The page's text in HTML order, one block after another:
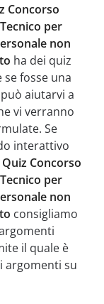
Concorso
per
non
ha dei quiz
fosse una
aiutarvi a
vi verranno
Se
interattivo
Concorso
per
non
consigliamo
il quale è
argomenti su